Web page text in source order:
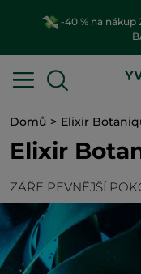
-40 % na nákup
Domů Elixir
Elixir
ZÁŘE PEVNĚJŠÍ